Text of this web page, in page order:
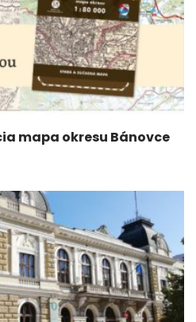
mapa okresu Bánovce